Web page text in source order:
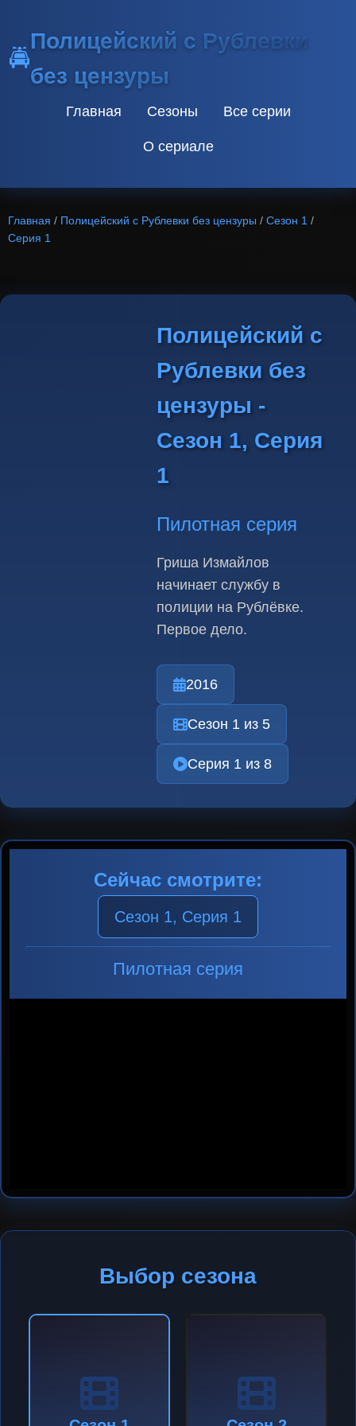
🚔
Полицейский с Рублевки
без цензуры
Главная Сезоны Все серии
О сериале
Главная / Полицейский с Рублевки без цензуры / Сезон 1 /
Серия 1
Полицейский с
Рублевки без
цензуры -
Сезон 1, Серия
1
Пилотная серия
Гриша Измайлов
начинает службу в
полиции на Рублёвке.
Первое дело.
2016
Сезон 1 из 5
Серия 1 из 8
Сейчас смотрите:
Сезон 1, Серия 1
Пилотная серия
Выбор сезона